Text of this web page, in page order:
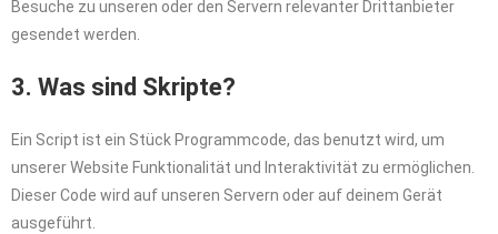
Besuche zu unseren oder den Servern relevanter Drittanbieter
gesendet werden.
3. Was sind Skripte?
Ein Script ist ein Stück Programmcode, das benutzt wird, um
unserer Website Funktionalität und Interaktivität zu ermöglichen.
Dieser Code wird auf unseren Servern oder auf deinem Gerät
ausgeführt.